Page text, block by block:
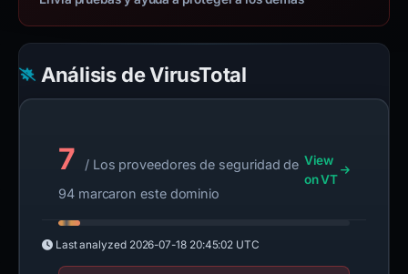
Análisis de VirusTotal
7
/ Los proveedores de seguridad de
94 marcaron este dominio
View
on VT
Last analyzed 2026-07-18 20:45:02 UTC